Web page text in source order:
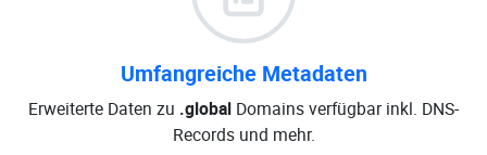
Umfangreiche Metadaten
Erweiterte Daten zu .global Domains verfügbar inkl. DNS-
Records und mehr.